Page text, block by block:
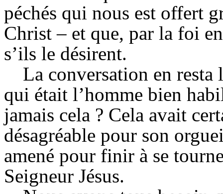
péchés qui nous est offert
Christ – et que, par la foi
s’ils le désirent.
La conversation en resta
qui était l’homme bien
jamais cela ? Cela avait
désagréable pour son
amené pour finir à se
Seigneur Jésus.